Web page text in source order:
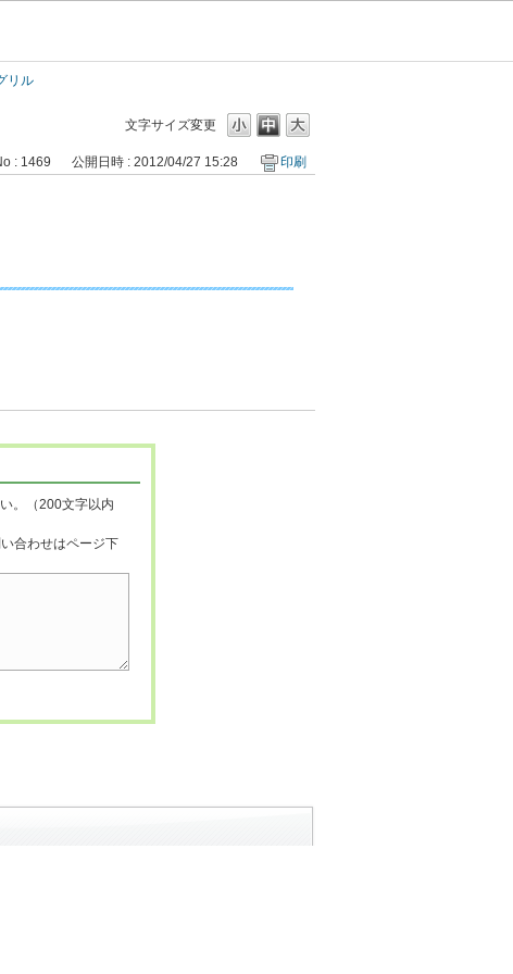
リル
文字サイズ変更
: 1469 公開日時 : 2012/04/27 15:28 印刷
。（200文字以内
合わせはページ下